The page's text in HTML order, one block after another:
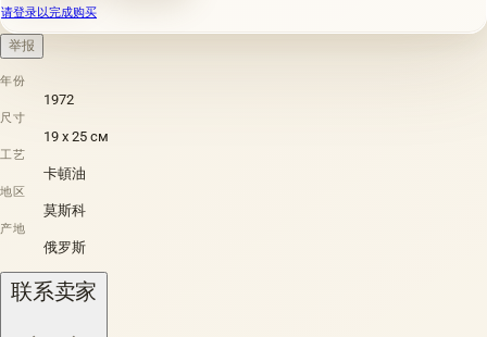
请登录以完成购买
举报
年份
1972
尺寸
19 х 25 см
工艺
卡頓油
地区
莫斯科
产地
俄罗斯
联系卖家